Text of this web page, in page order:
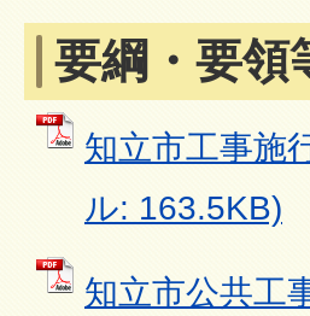
要綱・要領
知立市工事施
ル: 163.5KB)
知立市公共工